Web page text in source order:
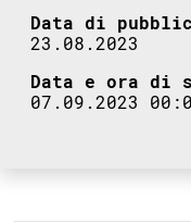
Data di
23.08.2023
Data e ora di
07.09.2023